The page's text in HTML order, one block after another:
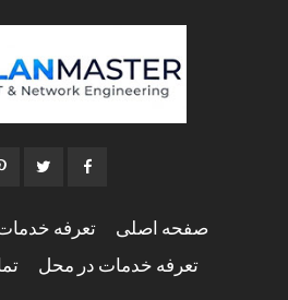
صفحه اصلی تعرفه خدمات
تعرفه خدمات در محل